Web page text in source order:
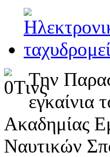
Την
εγκαίνια
Ακαδημίας
Ναυτικών